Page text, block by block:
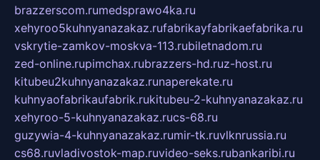
brazzerscom.rumedsprawo4ka.ru
xehyroo5kuhnyanazakaz.rufabrikayfabrikaefabrika.ru
vskrytie-zamkov-moskva-113.rubiletnadom.ru
zed-online.rupimchax.rubrazzers-hd.ruz-host.ru
kitubeu2kuhnyanazakaz.runaperekate.ru
kuhnyaofabrikaufabrik.rukitubeu-2-kuhnyanazakaz.ru
xehyroo-5-kuhnyanazakaz.rucs-68.ru
guzywia-4-kuhnyanazakaz.rumir-tk.ruvlknrussia.ru
cs68.ruvladivostok-map.ruvideo-seks.rubankaribi.ru